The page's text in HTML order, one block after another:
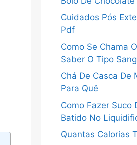
Cuidados Pós
Pdf
Como Se Chama
Saber O Tipo
Chá De Casca De
Para Quê
Como Fazer Suco
Batido No
Quantas Calorias